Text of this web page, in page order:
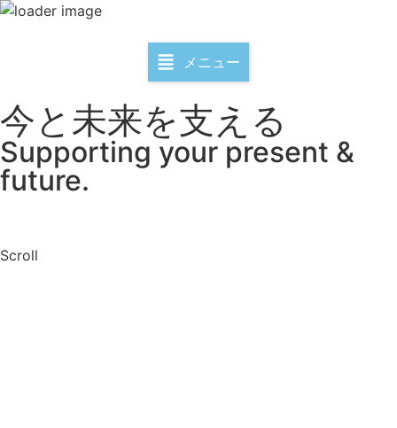
メニュー
今と未来を支える
Supporting your present &
future.​
Scroll